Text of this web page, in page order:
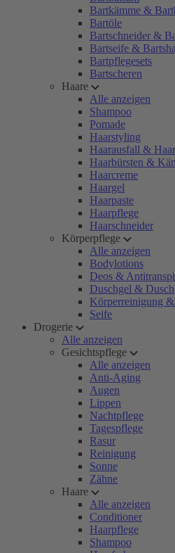
Bartkämme &
Bartöle
Bartschneider &
Bartseife &
Bartpflegesets
Bartscheren
Haare
Alle anzeigen
Shampoo
Pomade
Haarstyling
Haarausfall &
Haarbürsten &
Haarcreme
Haargel
Haarpaste
Haarpflege
Haarschneider
Körperpflege
Alle anzeigen
Bodylotions
Deos &
Duschgel &
Körperreinigung
Seife
Drogerie
Alle anzeigen
Gesichtspflege
Alle anzeigen
Anti-Aging
Augen
Lippen
Nachtpflege
Tagespflege
Rasur
Reinigung
Sonne
Zähne
Haare
Alle anzeigen
Conditioner
Haarpflege
Shampoo